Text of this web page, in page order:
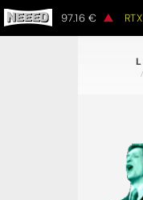
à 1497.16 € RTX